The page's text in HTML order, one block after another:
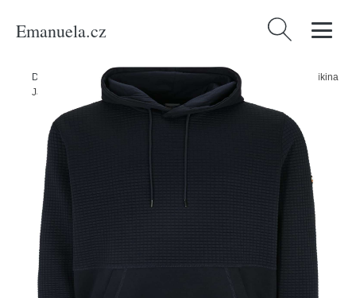
Emanuela.cz Vyhledávání
Domů Produkty/Muži /Nadměrné velikosti
Mikina
Jack & Jones Plus námořnická modř